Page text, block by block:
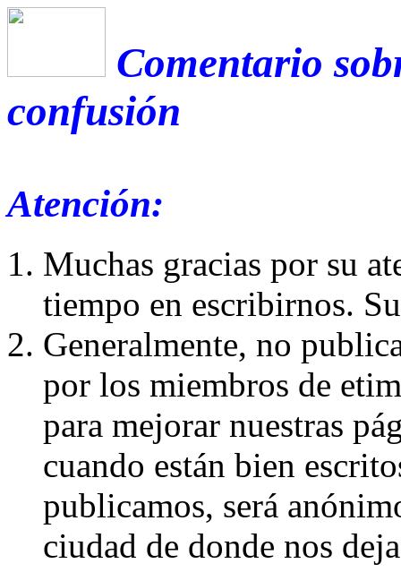
Comentario
confusión
Atención:
Muchas gracias por su
tiempo en escribirnos.
Generalmente, no
por los miembros de
para mejorar nuestras
cuando están bien
publicamos, será
ciudad de donde nos